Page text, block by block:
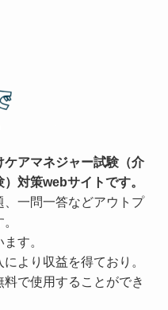
アマネジャー試験（介
対策webサイトです。
一問一答などアウトプ
す。
より収益を得ており。
で使用することができ